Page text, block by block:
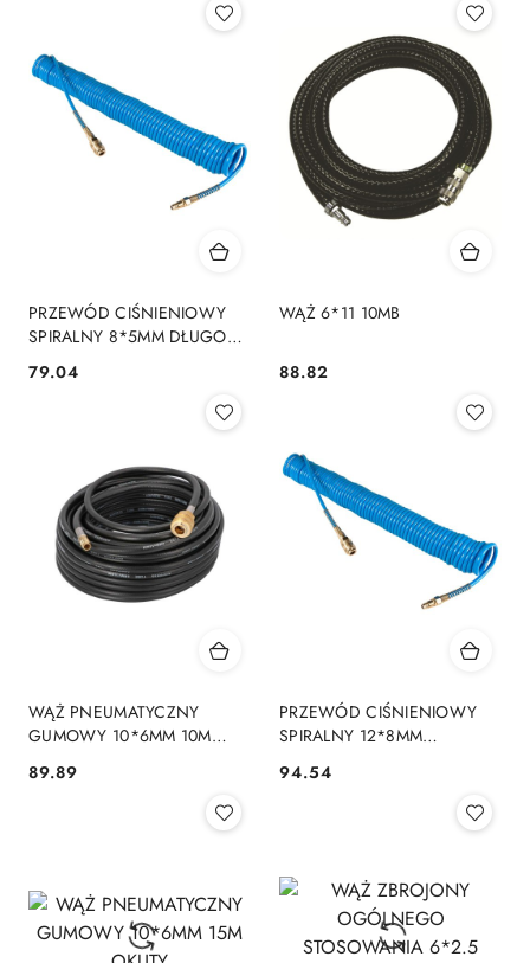
PRZEWÓD CIŚNIENIOWY
SPIRALNY 8*5MM DŁUGOŚĆ
15M
Cena:
79.04
WĄŻ 6*11 10MB
Cena:
88.82
WĄŻ PNEUMATYCZNY
GUMOWY 10*6MM 10M
Cena:
89.89
PRZEWÓD CIŚNIENIOWY
SPIRALNY 12*8MM
Cena:
94.54